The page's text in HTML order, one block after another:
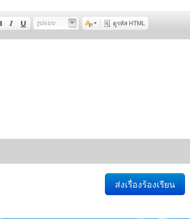
รูปแบบ ดูรหัส HTML